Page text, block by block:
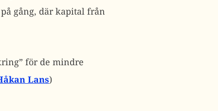
gång, där kapital från
för de mindre
Lans)